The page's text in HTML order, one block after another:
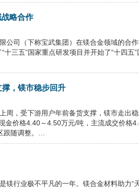
略合作
公司（下称宝武集团）在镁合金领域的合
十三五”国家重点研发项目并开始了“十四五
，镁市稳步回升
周，受下游用户年前备货支撑，镁市走出
金价格4.40～4.50万元/吨，主流成交价格
跟随调整。…
镁行业极不平凡的一年。镁合金材料助力“